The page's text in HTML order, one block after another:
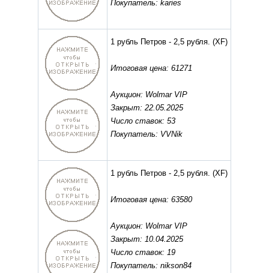
Покупатель: karies
1 рубль Петров - 2,5 рубля. (XF)
Итоговая цена: 61271
Аукцион: Wolmar VIP
Закрыт: 22.05.2025
Число ставок: 53
Покупатель: VVNik
1 рубль Петров - 2,5 рубля. (XF)
Итоговая цена: 63580
Аукцион: Wolmar VIP
Закрыт: 10.04.2025
Число ставок: 19
Покупатель: nikson84